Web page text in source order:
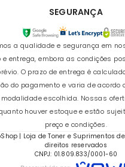
SEGURANÇA
a qualidade e segurança em
e entrega, embora as condições
O prazo de entrega é
do pagamento e varia de acordo
escolhida. Nossas
houver estoque e estão
preço e condições.
| Loja de Toner e Suprimentos
direitos reservados
CNPJ: 01.809.833/0001-60